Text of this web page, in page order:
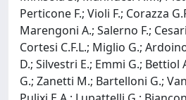
Perticone F.; Violi F.; Corazza
Marengoni A.; Salerno F.;
Cortesi C.F.L.; Miglio G.;
D.; Silvestri E.; Emmi G.;
G.; Zanetti M.; Bartelloni G.;